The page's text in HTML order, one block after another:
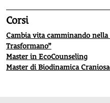
Corsi
Cambia vita camminando
Trasformano”
Master in EcoCounseling
Master di Biodinamica